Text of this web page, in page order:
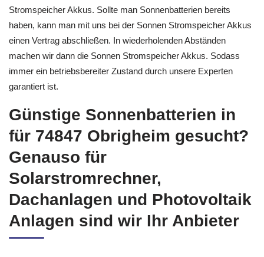
Stromspeicher Akkus. Sollte man Sonnenbatterien bereits
haben, kann man mit uns bei der Sonnen Stromspeicher Akkus
einen Vertrag abschließen. In wiederholenden Abständen
machen wir dann die Sonnen Stromspeicher Akkus. Sodass
immer ein betriebsbereiter Zustand durch unsere Experten
garantiert ist.
Günstige Sonnenbatterien in
für 74847 Obrigheim gesucht?
Genauso für
Solarstromrechner,
Dachanlagen und Photovoltaik
Anlagen sind wir Ihr Anbieter